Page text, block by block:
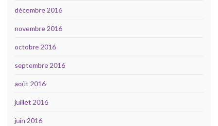
décembre 2016
novembre 2016
octobre 2016
septembre 2016
août 2016
juillet 2016
juin 2016